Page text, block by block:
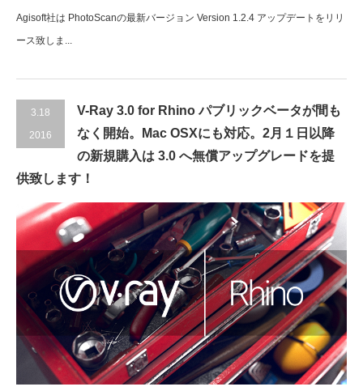
Agisoft社は PhotoScanの最新バージョン Version 1.2.4 アップデートをリリ
ース致しま...
3.18
2016
V-Ray 3.0 for Rhino パブリックベータが間も
なく開始。Mac OSXにも対応。2月１日以降
の新規購入は 3.0 へ無償アップグレードを提
供致します！